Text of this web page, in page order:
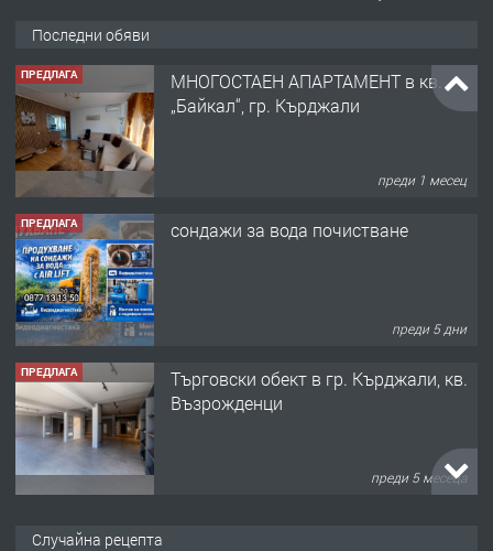
Последни обяви
ПРЕДЛАГА
МНОГОСТАЕН АПАРТАМЕНТ в кв.
„Байкал“, гр. Кърджали
преди 1 месец
ПРЕДЛАГА сондажи за вода почистване
преди 5 дни
ПРЕДЛАГА
Tърговски обект в гр. Кърджали, кв.
Възрожденци
преди 5 месеца
Случайна рецепта